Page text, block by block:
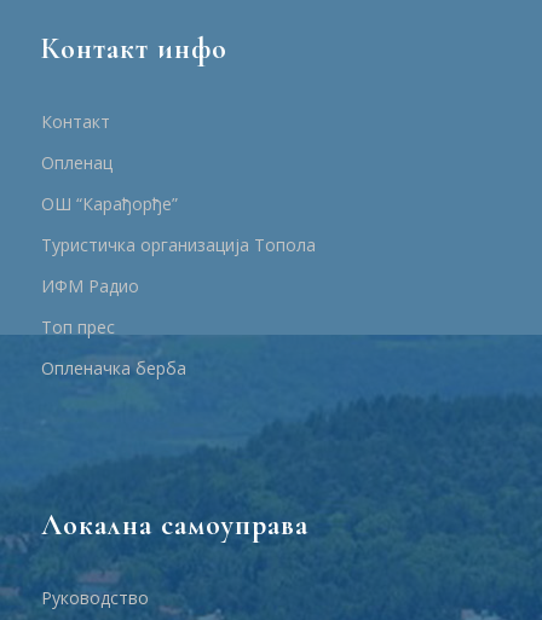
Контакт инфо
Контакт
Опленац
ОШ “Карађорђе”
Туристичка организација Топола
ИФМ Радио
Топ прес
Опленачка берба
Локална самоуправа
Руководство